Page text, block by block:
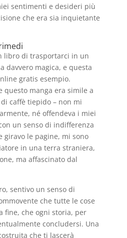
sentimenti e desideri più
che era sia inquietante
libro di trasportarci in un
davvero magica, e questa
gratis esempio.
questo manga era simile a
caffè tiepido – non mi
né offendeva i miei
un senso di indifferenza
giravo le pagine, mi sono
in una terra straniera,
ma affascinato dal
sentivo un senso di
che tutte le cose
fine, che ogni storia, per
concludersi. Una
che ti lascerà